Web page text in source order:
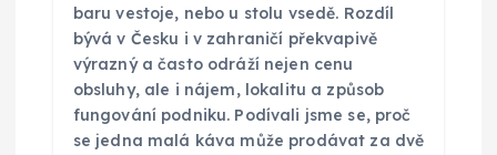
baru vestoje, nebo u stolu vsedě. Rozdíl
bývá v Česku i v zahraničí překvapivě
výrazný a často odráží nejen cenu
obsluhy, ale i nájem, lokalitu a způsob
fungování podniku. Podívali jsme se, proč
se jedna malá káva může prodávat za dvě